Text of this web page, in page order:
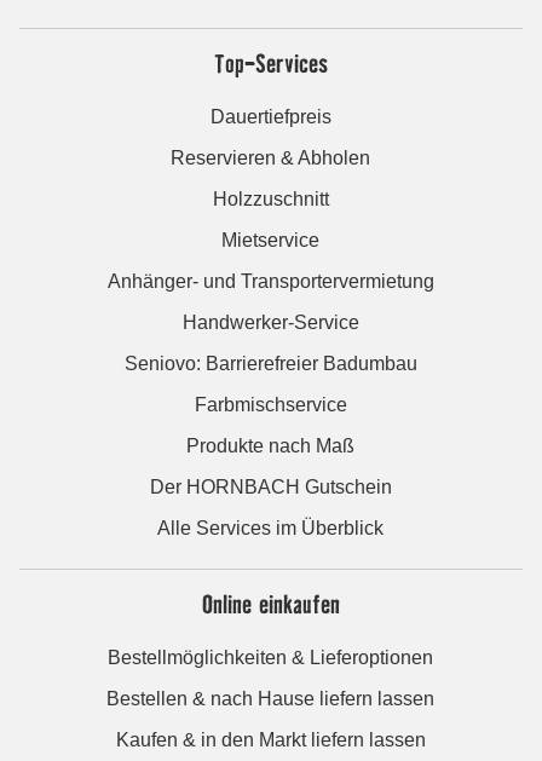
Top-Services
Dauertiefpreis
Reservieren & Abholen
Holzzuschnitt
Mietservice
Anhänger- und Transportervermietung
Handwerker-Service
Seniovo: Barrierefreier Badumbau
Farbmischservice
Produkte nach Maß
Der HORNBACH Gutschein
Alle Services im Überblick
Online einkaufen
Bestellmöglichkeiten & Lieferoptionen
Bestellen & nach Hause liefern lassen
Kaufen & in den Markt liefern lassen